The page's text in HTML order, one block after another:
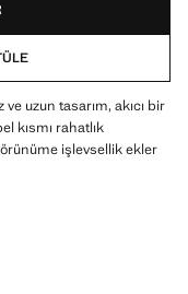
uzun tasarım, akıcı bir
kısmı rahatlık
işlevsellik ekler